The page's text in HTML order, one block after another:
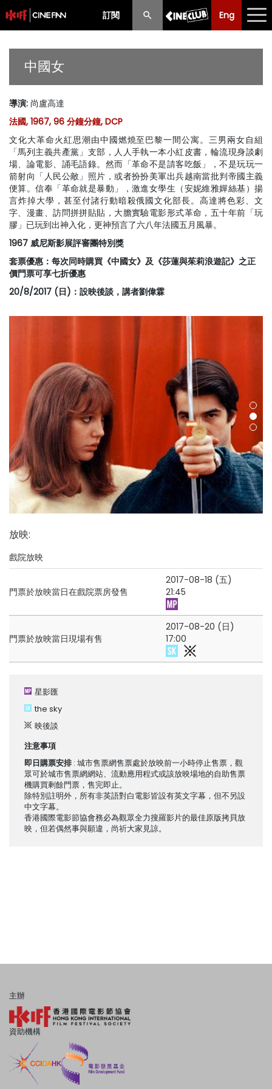
訂閱 Eng
Eng 中文
節目
購票須知
優惠計劃
前期節目
中國女
導演: 尚盧高達
法國, 1967, 96 分鐘分鐘, DCP
文化大革命火紅思潮由中國燃燒至巴黎一間公寓。三男兩女自組
「馬列主義共產黨」支部，人人手執一本小紅皮書，輪流現身談劇
場、論電影、誦毛語錄。然而「革命不是請客吃飯」，不是玩玩一
箭射向「人民公敵」照片，或者扮扮美軍出兵越南當批判帝國主義
便算。信奉「革命就是暴動」，激進女學生（安妮維雅嬋絲基）揚
言炸掉大學，甚至付諸行動暗殺俄國文化部長。高達將色彩、文
字、漫畫、訪問拼拼貼貼，大膽實驗電影形式革命，五十年前「玩
膠」已玩到出神入化，更神預言了六八年法國五月風暴。
1967 威尼斯影展評審團特別獎
套票優惠：每次同時購買《中國女》及《莎蓮與茱莉浪遊記》之正
價門票可享七折優惠
20/8/2017 (日)：設映後談，講者劉偉霖
放映:
戲院放映
門票於放映當日在戲院票房發售
2017-08-18 (五)
21:45
門票於放映當日現場有售
2017-08-20 (日)
17:00
星影匯
the sky
映後談
注意事項
即日購票安排 : 城市售票網售票處於放映前一小時停止售票，觀
眾可於城市售票網網站、流動應用程式或該放映場地的自助售票
機購買剩餘門票，售完即止。
除特別註明外，所有非英語對白電影皆設有英文字幕，但不另設
中文字幕。
香港國際電影節協會務必為觀眾全力搜羅影片的最佳原版拷貝放
映，但若偶然事與願違，尚祈大家見諒。
主辦
資助機構